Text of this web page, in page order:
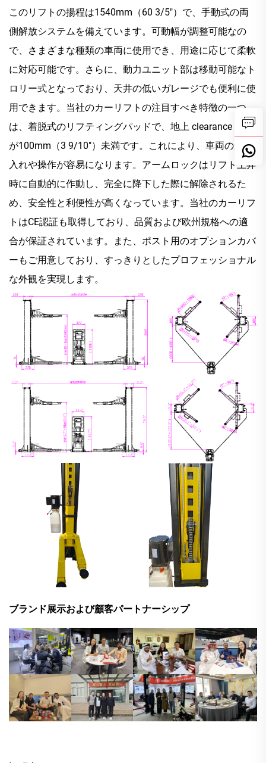
このリフトの揚程は1540mm（60 3/5"）で、手動式の両
側解放システムを備えています。可動幅が調整可能なの
で、さまざまな種類の車両に使用でき、用途に応じて柔軟
に対応可能です。さらに、動力ユニット部は移動可能なト
ロリー式となっており、天井の低いガレージでも便利に使
用できます。当社のカーリフトの注目すべき特徴の一つ
は、着脱式のリフティングパッドで、地上 clearance 高さ
が100mm（3 9/10"）未満です。これにより、車両の乗り
入れや操作が容易になります。アームロックはリフト上昇
時に自動的に作動し、完全に降下した際に解除されるた
め、安全性と利便性が高くなっています。当社のカーリフ
トはCE認証も取得しており、品質および欧州規格への適
合が保証されています。また、ポスト用のオプションカバ
ーもご用意しており、すっきりとしたプロフェッショナル
な外観を実現します。
ブランド展示および顧客パートナーシップ